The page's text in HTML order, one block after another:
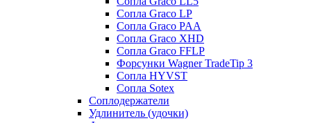
Сопла Graco LP
Сопла Graco PAA
Сопла Graco XHD
Сопла Graco FFLP
Форсунки Wagner TradeTip 3
Сопла HYVST
Сопла Sotex
Соплодержатели
Удлинитель (удочки)